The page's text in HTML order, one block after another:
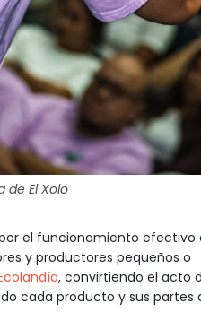
de El Xolo
el funcionamiento efectivo
y productores pequeños o
, convirtiendo el acto
cada producto y sus partes